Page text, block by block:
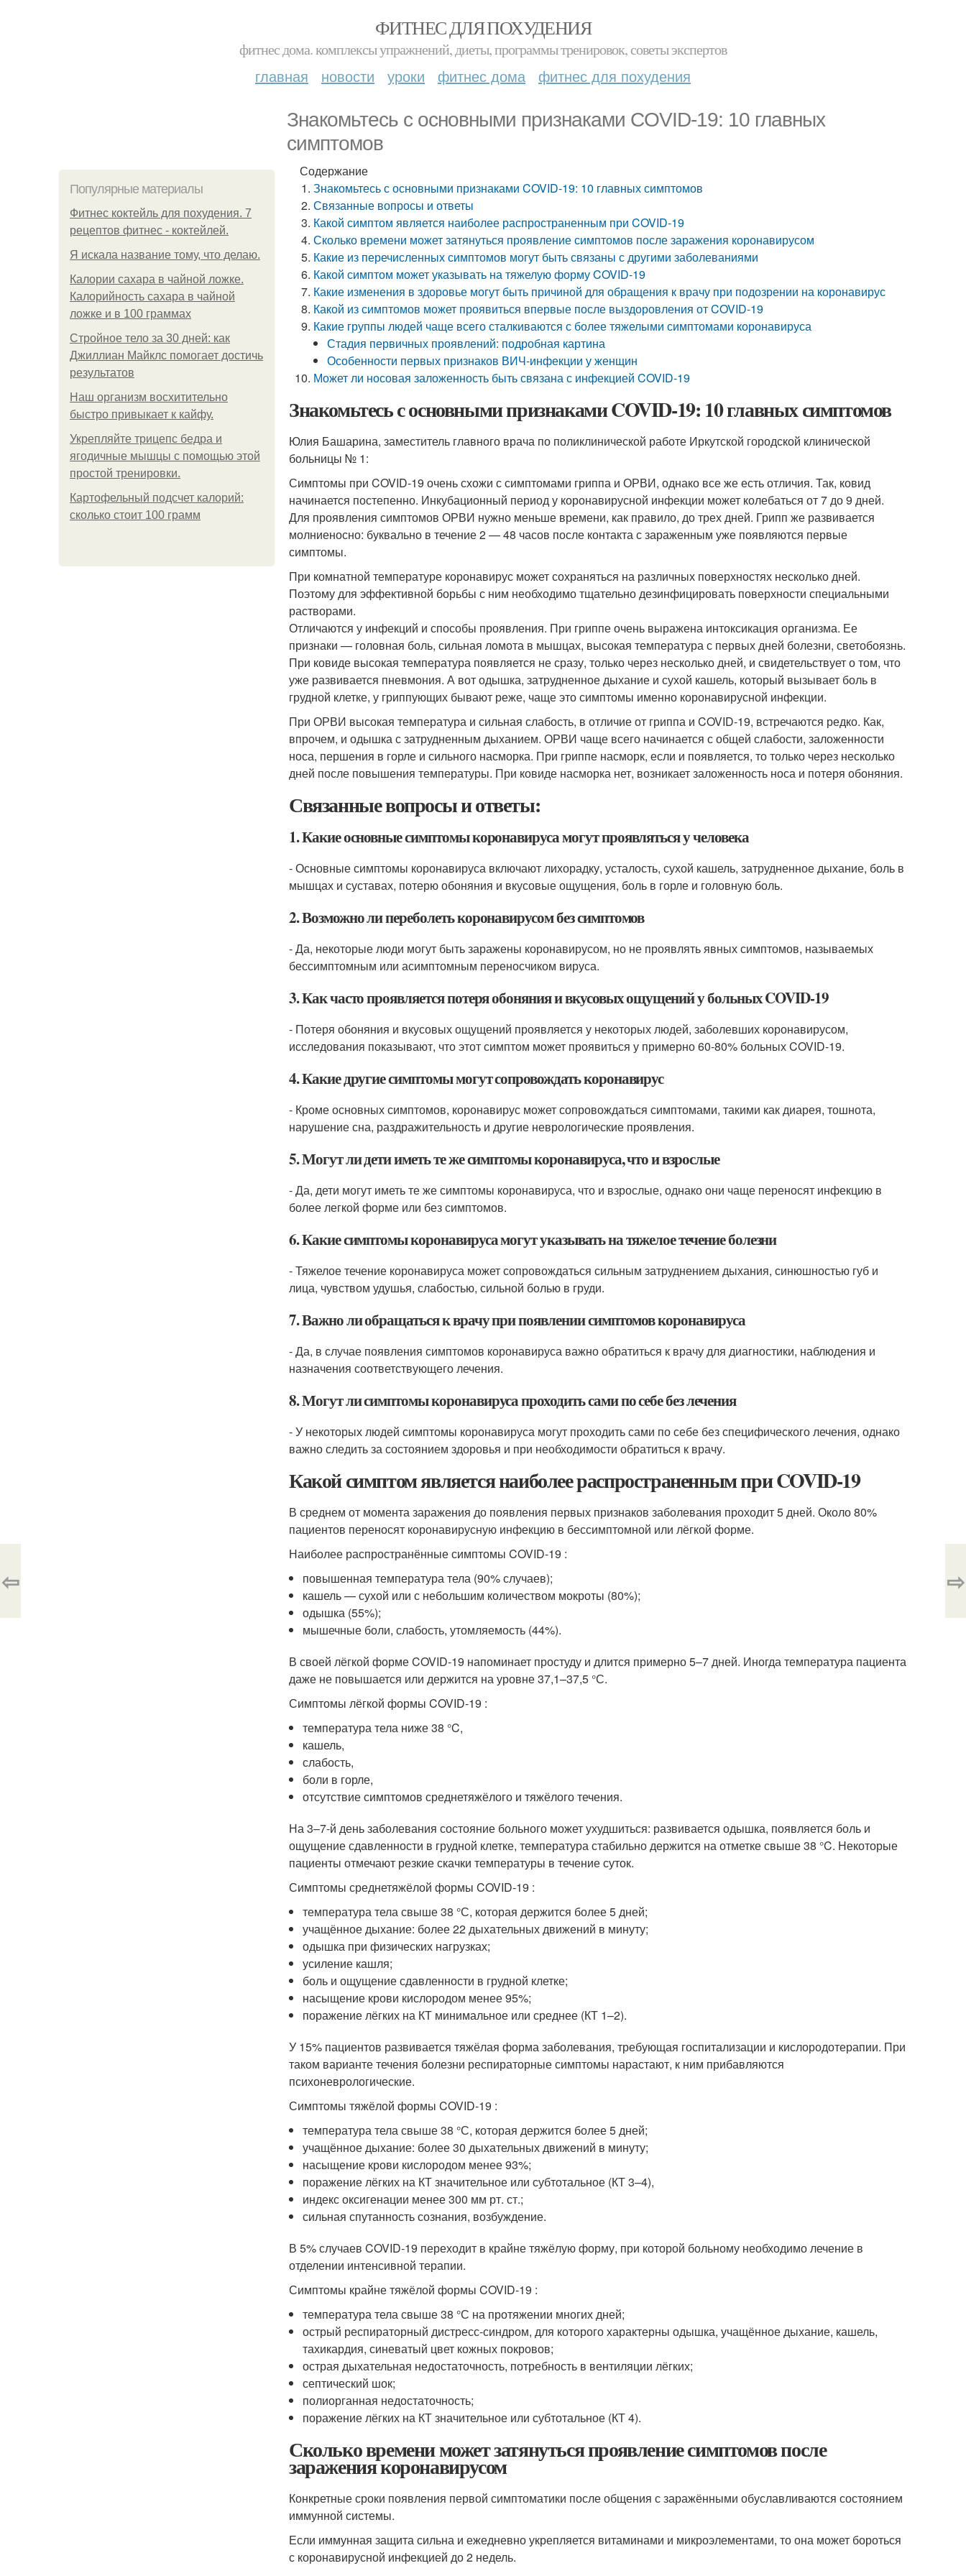
ФИТНЕС ДЛЯ ПОХУДЕНИЯ
фитнес дома. комплексы упражнений, диеты, программы тренировок, советы экспертов
главная новости уроки фитнес дома фитнес для похудения
Знакомьтесь с основными признаками COVID-19: 10 главных
симптомов
Популярные материалы
Фитнес коктейль для похудения. 7
рецептов фитнес - коктейлей.
Я искала название тому, что делаю.
Калории сахара в чайной ложке.
Калорийность сахара в чайной
ложке и в 100 граммах
Стройное тело за 30 дней: как
Джиллиан Майклс помогает достичь
результатов
Наш организм восхитительно
быстро привыкает к кайфу.
Укрепляйте трицепс бедра и
ягодичные мышцы с помощью этой
простой тренировки.
Картофельный подсчет калорий:
сколько стоит 100 грамм
Содержание
Знакомьтесь с основными признаками COVID-19: 10 главных симптомов
Связанные вопросы и ответы
Какой симптом является наиболее распространенным при COVID-19
Сколько времени может затянуться проявление симптомов после заражения коронавирусом
Какие из перечисленных симптомов могут быть связаны с другими заболеваниями
Какой симптом может указывать на тяжелую форму COVID-19
Какие изменения в здоровье могут быть причиной для обращения к врачу при подозрении на коронавирус
Какой из симптомов может проявиться впервые после выздоровления от COVID-19
Какие группы людей чаще всего сталкиваются с более тяжелыми симптомами коронавируса
Стадия первичных проявлений: подробная картина
Особенности первых признаков ВИЧ-инфекции у женщин
Может ли носовая заложенность быть связана с инфекцией COVID-19
Знакомьтесь с основными признаками COVID-19: 10 главных симптомов
Юлия Башарина, заместитель главного врача по поликлинической работе Иркутской городской клинической
больницы № 1:
Симптомы при COVID-19 очень схожи с симптомами гриппа и ОРВИ, однако все же есть отличия. Так, ковид
начинается постепенно. Инкубационный период у коронавирусной инфекции может колебаться от 7 до 9 дней.
Для проявления симптомов ОРВИ нужно меньше времени, как правило, до трех дней. Грипп же развивается
молниеносно: буквально в течение 2 — 48 часов после контакта с зараженным уже появляются первые
симптомы.
При комнатной температуре коронавирус может сохраняться на различных поверхностях несколько дней.
Поэтому для эффективной борьбы с ним необходимо тщательно дезинфицировать поверхности специальными
растворами.
Отличаются у инфекций и способы проявления. При гриппе очень выражена интоксикация организма. Ее
признаки — головная боль, сильная ломота в мышцах, высокая температура с первых дней болезни, светобоязнь.
При ковиде высокая температура появляется не сразу, только через несколько дней, и свидетельствует о том, что
уже развивается пневмония. А вот одышка, затрудненное дыхание и сухой кашель, который вызывает боль в
грудной клетке, у гриппующих бывают реже, чаще это симптомы именно коронавирусной инфекции.
При ОРВИ высокая температура и сильная слабость, в отличие от гриппа и COVID-19, встречаются редко. Как,
впрочем, и одышка с затрудненным дыханием. ОРВИ чаще всего начинается с общей слабости, заложенности
носа, першения в горле и сильного насморка. При гриппе насморк, если и появляется, то только через несколько
дней после повышения температуры. При ковиде насморка нет, возникает заложенность носа и потеря обоняния.
Связанные вопросы и ответы:
1. Какие основные симптомы коронавируса могут проявляться у человека
- Основные симптомы коронавируса включают лихорадку, усталость, сухой кашель, затрудненное дыхание, боль в
мышцах и суставах, потерю обоняния и вкусовые ощущения, боль в горле и головную боль.
2. Возможно ли переболеть коронавирусом без симптомов
- Да, некоторые люди могут быть заражены коронавирусом, но не проявлять явных симптомов, называемых
бессимптомным или асимптомным переносчиком вируса.
3. Как часто проявляется потеря обоняния и вкусовых ощущений у больных COVID-19
- Потеря обоняния и вкусовых ощущений проявляется у некоторых людей, заболевших коронавирусом,
исследования показывают, что этот симптом может проявиться у примерно 60-80% больных COVID-19.
4. Какие другие симптомы могут сопровождать коронавирус
- Кроме основных симптомов, коронавирус может сопровождаться симптомами, такими как диарея, тошнота,
нарушение сна, раздражительность и другие неврологические проявления.
5. Могут ли дети иметь те же симптомы коронавируса, что и взрослые
- Да, дети могут иметь те же симптомы коронавируса, что и взрослые, однако они чаще переносят инфекцию в
более легкой форме или без симптомов.
6. Какие симптомы коронавируса могут указывать на тяжелое течение болезни
- Тяжелое течение коронавируса может сопровождаться сильным затруднением дыхания, синюшностью губ и
лица, чувством удушья, слабостью, сильной болью в груди.
7. Важно ли обращаться к врачу при появлении симптомов коронавируса
- Да, в случае появления симптомов коронавируса важно обратиться к врачу для диагностики, наблюдения и
назначения соответствующего лечения.
8. Могут ли симптомы коронавируса проходить сами по себе без лечения
- У некоторых людей симптомы коронавируса могут проходить сами по себе без специфического лечения, однако
важно следить за состоянием здоровья и при необходимости обратиться к врачу.
Какой симптом является наиболее распространенным при COVID-19
В среднем от момента заражения до появления первых признаков заболевания проходит 5 дней. Около 80%
пациентов переносят коронавирусную инфекцию в бессимптомной или лёгкой форме.
Наиболее распространённые симптомы COVID-19 :
повышенная температура тела (90% случаев);
кашель — сухой или с небольшим количеством мокроты (80%);
одышка (55%);
мышечные боли, слабость, утомляемость (44%).
В своей лёгкой форме COVID-19 напоминает простуду и длится примерно 5–7 дней. Иногда температура пациента
даже не повышается или держится на уровне 37,1–37,5 °С.
Симптомы лёгкой формы COVID-19 :
температура тела ниже 38 °C,
кашель,
слабость,
боли в горле,
отсутствие симптомов среднетяжёлого и тяжёлого течения.
На 3–7-й день заболевания состояние больного может ухудшиться: развивается одышка, появляется боль и
ощущение сдавленности в грудной клетке, температура стабильно держится на отметке свыше 38 °C. Некоторые
пациенты отмечают резкие скачки температуры в течение суток.
Симптомы среднетяжёлой формы COVID-19 :
температура тела свыше 38 °С, которая держится более 5 дней;
учащённое дыхание: более 22 дыхательных движений в минуту;
одышка при физических нагрузках;
усиление кашля;
боль и ощущение сдавленности в грудной клетке;
насыщение крови кислородом менее 95%;
поражение лёгких на КТ минимальное или среднее (КТ 1–2).
У 15% пациентов развивается тяжёлая форма заболевания, требующая госпитализации и кислородотерапии. При
таком варианте течения болезни респираторные симптомы нарастают, к ним прибавляются
психоневрологические.
Симптомы тяжёлой формы COVID-19 :
температура тела свыше 38 °С, которая держится более 5 дней;
учащённое дыхание: более 30 дыхательных движений в минуту;
насыщение крови кислородом менее 93%;
поражение лёгких на КТ значительное или субтотальное (КТ 3–4),
индекс оксигенации менее 300 мм рт. ст.;
сильная спутанность сознания, возбуждение.
В 5% случаев COVID-19 переходит в крайне тяжёлую форму, при которой больному необходимо лечение в
отделении интенсивной терапии.
Симптомы крайне тяжёлой формы COVID-19 :
температура тела свыше 38 °С на протяжении многих дней;
острый респираторный дистресс-синдром, для которого характерны одышка, учащённое дыхание, кашель,
тахикардия, синеватый цвет кожных покровов;
острая дыхательная недостаточность, потребность в вентиляции лёгких;
септический шок;
полиорганная недостаточность;
поражение лёгких на КТ значительное или субтотальное (КТ 4).
Сколько времени может затянуться проявление симптомов после
заражения коронавирусом
Конкретные сроки появления первой симптоматики после общения с заражёнными обуславливаются состоянием
иммунной системы.
Если иммунная защита сильна и ежедневно укрепляется витаминами и микроэлементами, то она может бороться
с коронавирусной инфекцией до 2 недель.
⇦ ⇨